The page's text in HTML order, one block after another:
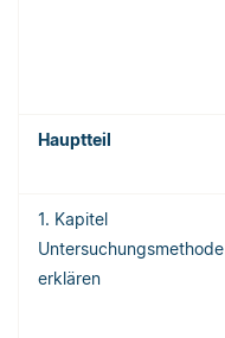
Hauptteil
1. Kapitel
Untersuchungsmethode
erklären